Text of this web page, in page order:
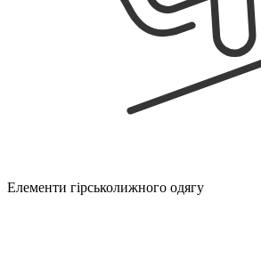
Елементи гірськолижного одягу